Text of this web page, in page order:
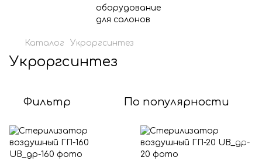
Каталог Укроргсинтез
Укроргсинтез
Фильтр По популярности